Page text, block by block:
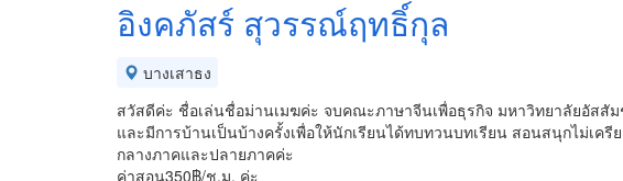
อิงคภัสร์ สุวรรณ์ฤทธิ์กุล
บางเสาธง
สวัสดีค่ะ ชื่อเล่นชื่อม่านเมฆค่ะ จบคณะภาษาจีนเพื่อธุรกิจ มหาวิทยาลัยอัสสั
และมีการบ้านเป็นบ้างครั้งเพื่อให้นักเรียนได้ทบทวนบทเรียน สอนสนุกไม่เ
กลางภาคและปลายภาคค่ะ
ค่าสอน350฿/ช.ม. ค่ะ